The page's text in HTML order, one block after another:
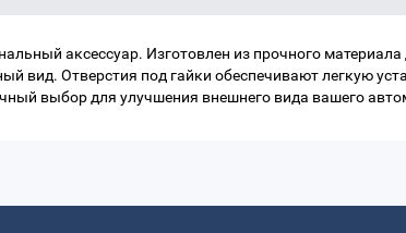
аксессуар. Изготовлен из прочного
вид. Отверстия под гайки обеспечивают легкую
выбор для улучшения внешнего вида вашего